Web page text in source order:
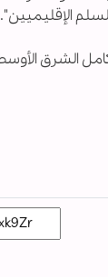
الإقليميين".
الشرق الأوسط